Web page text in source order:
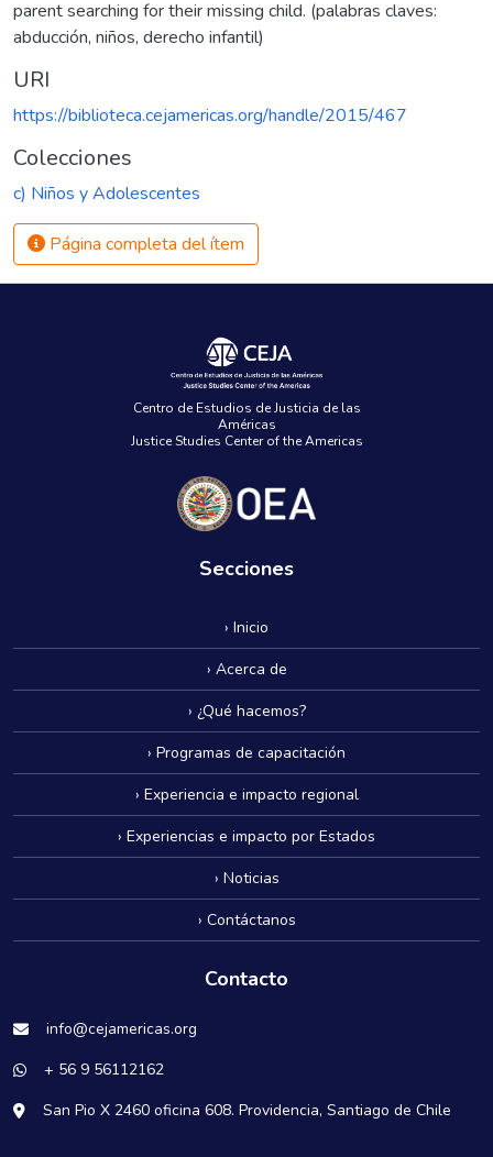
parent searching for their missing child. (palabras claves:
abducción, niños, derecho infantil)
URI
https://biblioteca.cejamericas.org/handle/2015/467
Colecciones
c) Niños y Adolescentes
Página completa del ítem
Centro de Estudios de Justicia de las
Américas
Justice Studies Center of the Americas
Secciones
› Inicio
› Acerca de
› ¿Qué hacemos?
› Programas de capacitación
› Experiencia e impacto regional
› Experiencias e impacto por Estados
› Noticias
› Contáctanos
Contacto
info@cejamericas.org
+ 56 9 56112162
San Pio X 2460 oficina 608. Providencia, Santiago de Chile